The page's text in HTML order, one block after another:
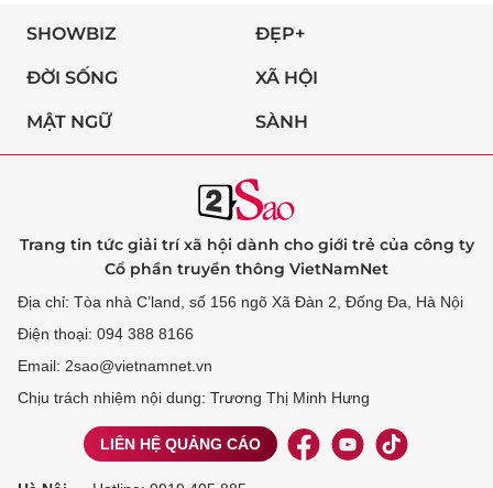
SHOWBIZ ĐẸP+
ĐỜI SỐNG XÃ HỘI
MẬT NGỮ SÀNH
Trang tin tức giải trí xã hội dành cho giới trẻ của công ty
Cổ phần truyền thông VietNamNet
Địa chỉ: Tòa nhà C’land, số 156 ngõ Xã Đàn 2, Đống Đa, Hà Nội
Điện thoại: 094 388 8166
Email: 2sao@vietnamnet.vn
Chịu trách nhiệm nội dung: Trương Thị Minh Hưng
LIÊN HỆ QUẢNG CÁO